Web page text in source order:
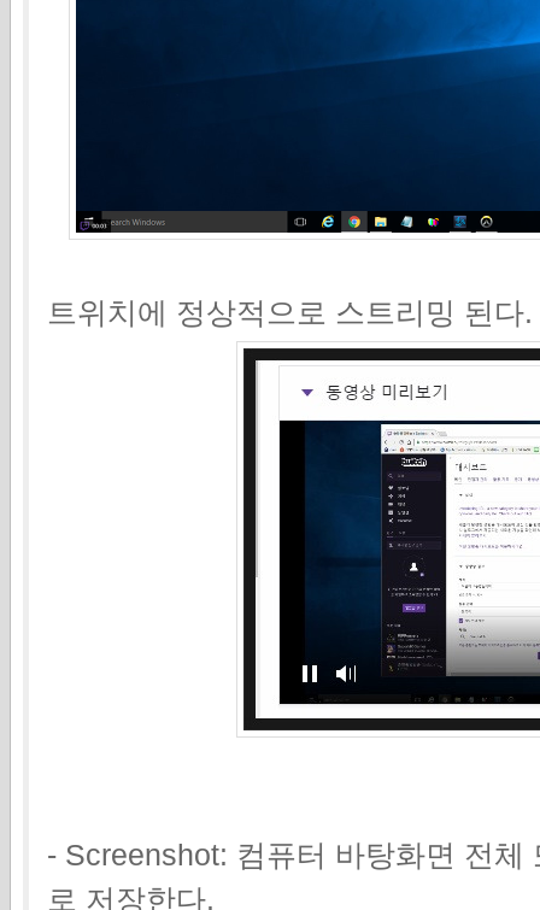
트위치에 정상적으로 스트리밍 된다.
- Screenshot: 컴퓨터 바탕화면 전
로 저장한다.